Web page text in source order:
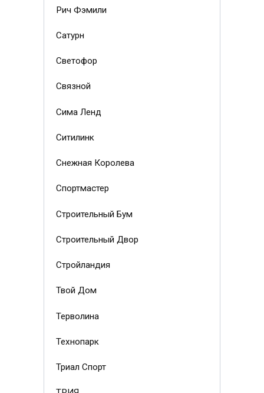
Рич Фэмили
Сатурн
Светофор
Связной
Сима Ленд
Ситилинк
Снежная Королева
Спортмастер
Строительный Бум
Строительный Двор
Стройландия
Твой Дом
Терволина
Технопарк
Триал Спорт